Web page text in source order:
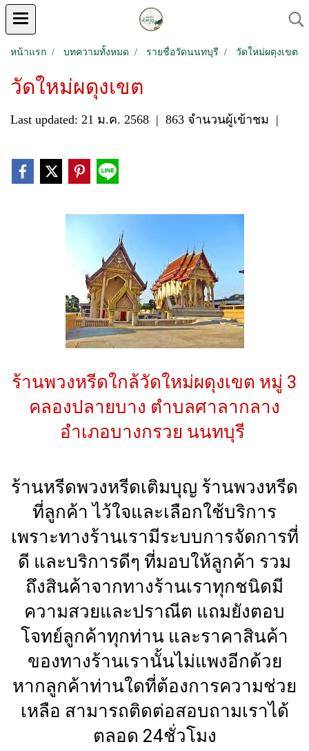
หน้าแรก บทความทั้งหมด รายชื่อวัดนนทบุรี วัดใหม่ผดุงเขต
วัดใหม่ผดุงเขต
Last updated: 21 ม.ค. 2568 | 863 จำนวนผู้เข้าชม |
ร้านพวงหรีดใกล้วัดใหม่ผดุงเขต หมู่ 3
คลองปลายบาง ตำบลศาลากลาง
อำเภอบางกรวย นนทบุรี
ร้านหรีดพวงหรีดเติมบุญ ร้านพวงหรีด
ที่ลูกค้า ไว้ใจและเลือกใช้บริการ
เพราะทางร้านเรามีระบบการจัดการที่
ดี และบริการดีๆ ที่มอบให้ลูกค้า รวม
ถึงสินค้าจากทางร้านเราทุกชนิดมี
ความสวยและปราณีต แถมยังตอบ
โจทย์ลูกค้าทุกท่าน และราคาสินค้า
ของทางร้านเรานั้นไม่แพงอีกด้วย
หากลูกค้าท่านใดที่ต้องการความช่วย
เหลือ สามารถติดต่อสอบถามเราได้
ตลอด 24ชั่วโมง